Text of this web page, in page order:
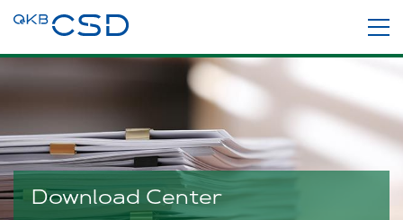
Download Center